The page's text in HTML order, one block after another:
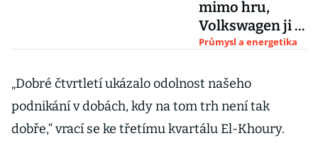
mimo hru,
Volkswagen ji v
Líních
Vláda hledá jiné
investory
Průmysl a energetika
„Dobré čtvrtletí ukázalo odolnost našeho
podnikání v dobách, kdy na tom trh není tak
dobře,“ vrací se ke třetímu kvartálu El-Khoury.